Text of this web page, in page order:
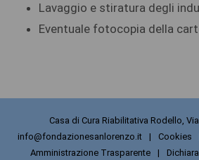
Lavaggio e stiratura degli
Eventuale fotocopia della
Casa di Cura Riabilitativa Rodello,
info@fondazionesanlorenzo.it
| Cookies
Amministrazione Trasparente
|